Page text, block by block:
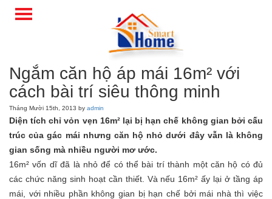
Ngắm căn hộ áp mái 16m² với
cách bài trí siêu thông minh
Tháng Mười 15th, 2013 by admin
Diện tích chỉ vỏn vẹn 16m² lại bị hạn chế không gian bởi cấu
trúc của gác mái nhưng căn hộ nhỏ dưới đây vẫn là không
gian sống mà nhiều người mơ ước.
16m² vốn dĩ đã là nhỏ để có thể bài trí thành một căn hộ có đủ
các chức năng sinh hoạt cần thiết. Và nếu 16m² ấy lại ở tầng áp
mái, với nhiều phần không gian bị hạn chế bởi mái nhà thì việc